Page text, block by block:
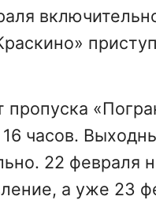
16 часов.
22 февраля
а уже 23